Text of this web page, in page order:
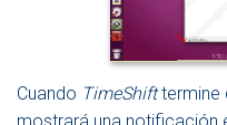
Cuando TimeShifttermine